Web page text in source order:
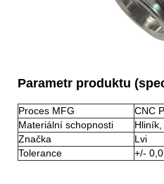
Parametr produktu
Proces MFG
CNC
Materiální schopnosti
Značka
Lvi
Tolerance
+/-